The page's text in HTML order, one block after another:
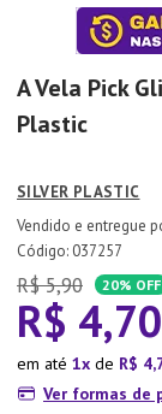
A Vela Pick
Plastic
SILVER PLASTIC
: 037257
R$ 5,90 20% OFF
R$ 4,70
em até 1 de R$ 4,
Ver formas de
Lixeira
10º Panela